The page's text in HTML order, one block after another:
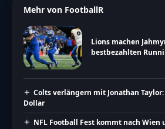
Mehr von FootballR
Lions machen
bestbezahlten
Colts verlängern mit Jonathan
Dollar
NFL Football Fest kommt nach